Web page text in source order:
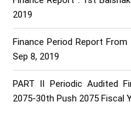
2019
Finance Period Report
Sep 8, 2019
PART II Periodic Audited
2075-30th Push 2075 Fiscal